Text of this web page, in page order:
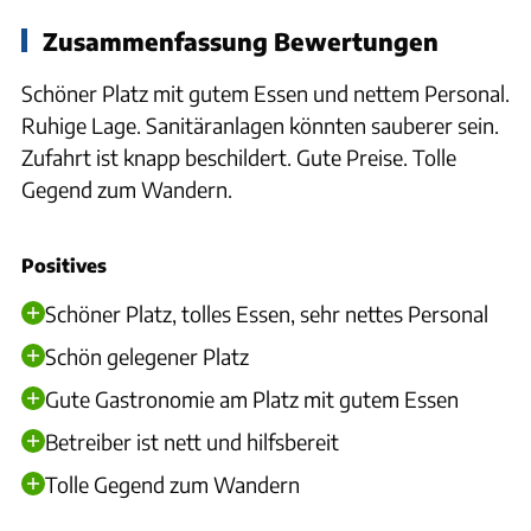
Zusammenfassung Bewertungen
Schöner Platz mit gutem Essen und nettem Personal.
Ruhige Lage. Sanitäranlagen könnten sauberer sein.
Zufahrt ist knapp beschildert. Gute Preise. Tolle
Gegend zum Wandern.
Positives
Schöner Platz, tolles Essen, sehr nettes Personal
Schön gelegener Platz
Gute Gastronomie am Platz mit gutem Essen
Betreiber ist nett und hilfsbereit
Tolle Gegend zum Wandern